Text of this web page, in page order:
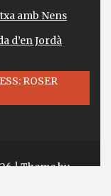
amb Nens
d’en Jordà
ROSER
| Theme by